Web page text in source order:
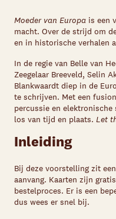
Moeder van Europa is een
macht. Over de strijd om
en in historische verhalen
In de regie van Belle van
Zeegelaar Breeveld, Selin
Blankwaardt diep in de
te schrijven. Met een
percussie en elektronische
los van tijd en plaats. Let
Inleiding
Bij deze voorstelling zit
aanvang. Kaarten zijn
bestelproces. Er is een
dus wees er snel bij.